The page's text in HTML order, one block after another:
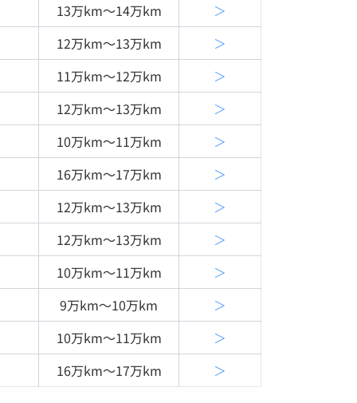
13万km〜14万km
＞
12万km〜13万km
＞
11万km〜12万km
＞
12万km〜13万km
＞
10万km〜11万km
＞
16万km〜17万km
＞
12万km〜13万km
＞
12万km〜13万km
＞
10万km〜11万km
＞
9万km〜10万km
＞
10万km〜11万km
＞
16万km〜17万km ＞